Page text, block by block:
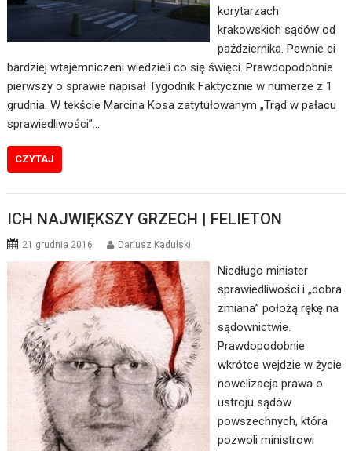
korytarzach
krakowskich sądów od
października. Pewnie ci
bardziej wtajemniczeni wiedzieli co się święci. Prawdopodobnie
pierwszy o sprawie napisał Tygodnik Faktycznie w numerze z 1
grudnia. W tekście Marcina Kosa zatytułowanym „Trąd w pałacu
sprawiedliwości”…
CZYTAJ
ICH NAJWIĘKSZY GRZECH | FELIETON
21 grudnia 2016 Dariusz Kadulski
Niedługo minister
sprawiedliwości i „dobra
zmiana” położą rękę na
sądownictwie.
Prawdopodobnie
wkrótce wejdzie w życie
nowelizacja prawa o
ustroju sądów
powszechnych, która
pozwoli ministrowi